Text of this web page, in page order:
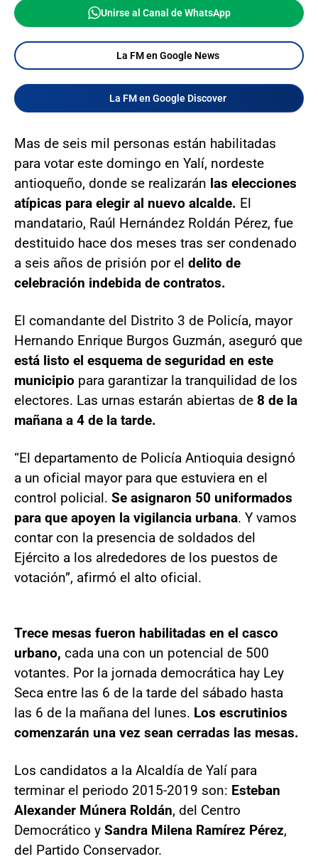
Unirse al Canal de WhatsApp
La FM en Google News
La FM en Google Discover
Mas de seis mil personas están habilitadas
para votar este domingo en Yalí, nordeste
antioqueño, donde se realizarán las elecciones
atípicas para elegir al nuevo alcalde. El
mandatario, Raúl Hernández Roldán Pérez, fue
destituido hace dos meses tras ser condenado
a seis años de prisión por el delito de
celebración indebida de contratos.
El comandante del Distrito 3 de Policía, mayor
Hernando Enrique Burgos Guzmán, aseguró que
está listo el esquema de seguridad en este
municipio para garantizar la tranquilidad de los
electores. Las urnas estarán abiertas de 8 de la
mañana a 4 de la tarde.
“El departamento de Policía Antioquia designó
a un oficial mayor para que estuviera en el
control policial. Se asignaron 50 uniformados
para que apoyen la vigilancia urbana. Y vamos
contar con la presencia de soldados del
Ejército a los alrededores de los puestos de
votación”, afirmó el alto oficial.
Trece mesas fueron habilitadas en el casco
urbano, cada una con un potencial de 500
votantes. Por la jornada democrática hay Ley
Seca entre las 6 de la tarde del sábado hasta
las 6 de la mañana del lunes. Los escrutinios
comenzarán una vez sean cerradas las mesas.
Los candidatos a la Alcaldía de Yalí para
terminar el periodo 2015-2019 son: Esteban
Alexander Múnera Roldán, del Centro
Democrático y Sandra Milena Ramírez Pérez,
del Partido Conservador.